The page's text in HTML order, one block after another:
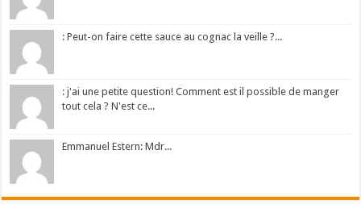
: Peut-on faire cette sauce au cognac la veille ?...
: j'ai une petite question! Comment est il possible de manger
tout cela ? N'est ce...
Emmanuel Estern: Mdr...